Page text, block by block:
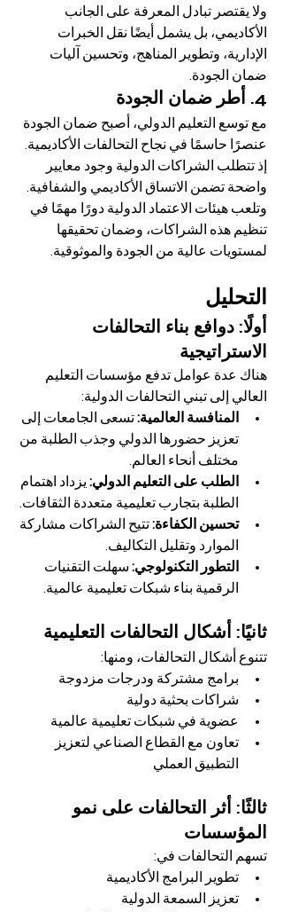
ولا يقتصر تبادل المعرفة على الجانب
الأكاديمي، بل يشمل أيضًا نقل الخبرات
الإدارية، وتطوير المناهج، وتحسين آليات
ضمان الجودة.
4. أطر ضمان الجودة
مع توسع التعليم الدولي، أصبح ضمان الجودة
عنصرًا حاسمًا في نجاح التحالفات الأكاديمية.
إذ تتطلب الشراكات الدولية وجود معايير
واضحة تضمن الاتساق الأكاديمي والشفافية.
وتلعب هيئات الاعتماد الدولية دورًا مهمًا في
تنظيم هذه الشراكات، وضمان تحقيقها
لمستويات عالية من الجودة والموثوقية.
التحليل
أولًا: دوافع بناء التحالفات
الاستراتيجية
هناك عدة عوامل تدفع مؤسسات التعليم
العالي إلى تبني التحالفات الدولية:
المنافسة العالمية: تسعى الجامعات إلى
تعزيز حضورها الدولي وجذب الطلبة من
مختلف أنحاء العالم.
الطلب على التعليم الدولي: يزداد اهتمام
الطلبة بتجارب تعليمية متعددة الثقافات.
تحسين الكفاءة: تتيح الشراكات مشاركة
الموارد وتقليل التكاليف.
التطور التكنولوجي: سهلت التقنيات
الرقمية بناء شبكات تعليمية عالمية.
ثانيًا: أشكال التحالفات التعليمية
تتنوع أشكال التحالفات، ومنها:
برامج مشتركة ودرجات مزدوجة
شراكات بحثية دولية
عضوية في شبكات تعليمية عالمية
تعاون مع القطاع الصناعي لتعزيز
التطبيق العملي
ثالثًا: أثر التحالفات على نمو
المؤسسات
تسهم التحالفات في:
تطوير البرامج الأكاديمية
تعزيز السمعة الدولية